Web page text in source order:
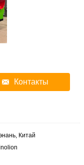
Контакты
Китай